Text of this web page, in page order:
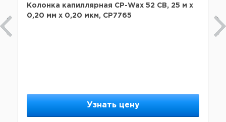
Колонка капиллярная CP-Wax 52 CB, 25 м x
0,20 мм х 0,20 мкм, CP7765
Узнать цену